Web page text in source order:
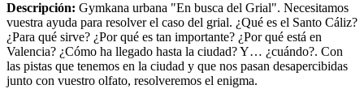
Descripción: Gymkana urbana "En busca del Grial". Necesitamos
vuestra ayuda para resolver el caso del grial. ¿Qué es el Santo Cáliz?
¿Para qué sirve? ¿Por qué es tan importante? ¿Por qué está en
Valencia? ¿Cómo ha llegado hasta la ciudad? Y… ¿cuándo?. Con
las pistas que tenemos en la ciudad y que nos pasan desapercibidas
junto con vuestro olfato, resolveremos el enigma.